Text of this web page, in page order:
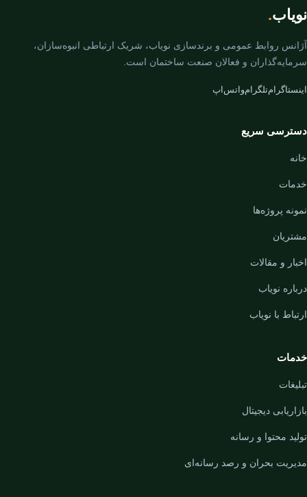
نویاب.
آژانس روابط عمومی و برندسازی نویاب، شریک ارتباطی انبوه‌سازان،
سرمایه‌گذاران و فعالان صنعت ساختمان است.
اینستاگرامتلگرامواتس‌اپ
دسترسی سریع
خانه
خدمات
نمونه پروژه‌ها
مشتریان
اخبار و مقالات
درباره نویاب
ارتباط با نویاب
خدمات
تبلیغات
بازاریابی دیجیتال
تولید محتوا و رسانه
مدیریت بحران و رصد رسانه‌ای